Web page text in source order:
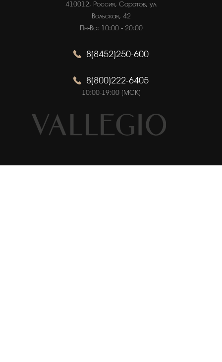
Вакансии
ОНЛАЙН ПОКУПКИ
Оплата
Публичная оферта
Политика конфиденциальности
Программа лояльности
410012, Россия, Саратов, ул.
Вольская, 42
Пн-Вс: 10:00 - 20:00
8(8452)250-600
8(800)222-6405
10:00-19:00 (МСК)